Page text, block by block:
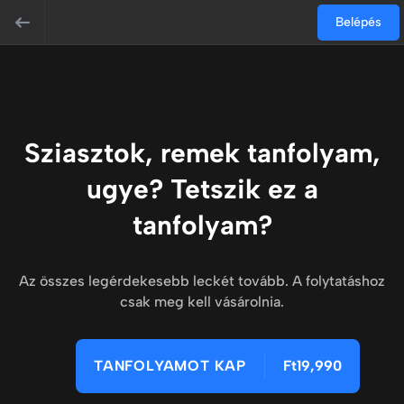
Belépés
Sziasztok, remek tanfolyam,
ugye? Tetszik ez a
tanfolyam?
Az összes legérdekesebb leckét tovább. A folytatáshoz
csak meg kell vásárolnia.
TANFOLYAMOT KAP Ft19,990